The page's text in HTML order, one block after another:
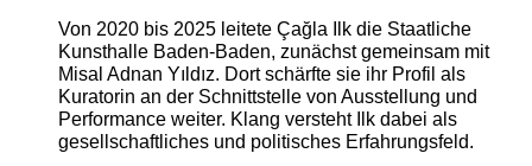
Von 2020 bis 2025 leitete Çağla Ilk die Staatliche
Kunsthalle Baden-Baden, zunächst gemeinsam mit
Misal Adnan Yıldız. Dort schärfte sie ihr Profil als
Kuratorin an der Schnittstelle von Ausstellung und
Performance weiter. Klang versteht Ilk dabei als
gesellschaftliches und politisches Erfahrungsfeld.